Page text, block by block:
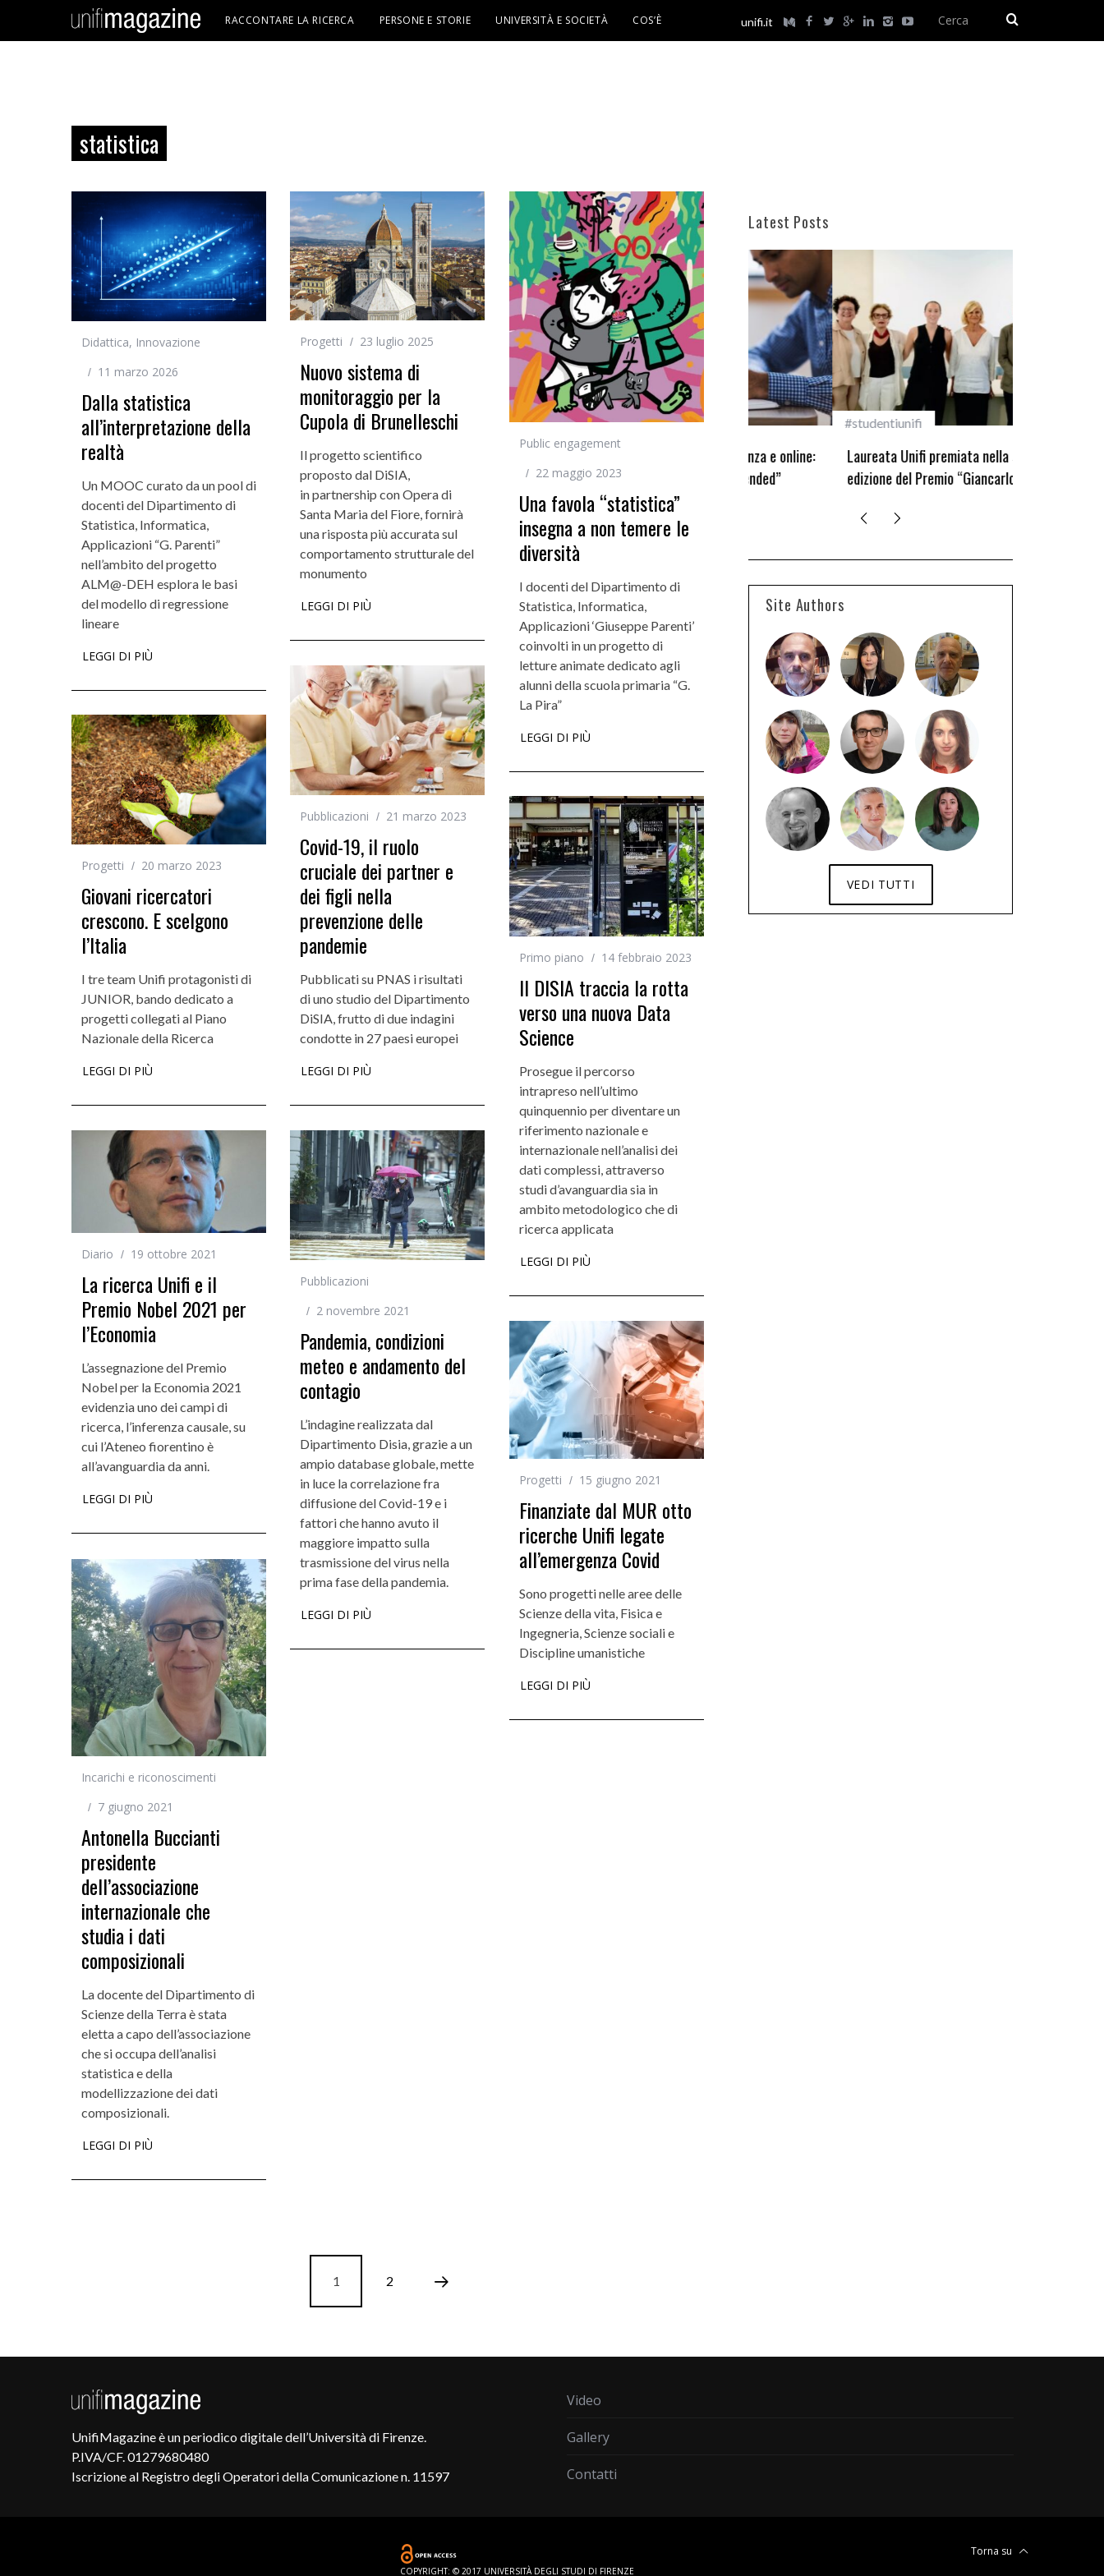
unifi.it
RACCONTARE LA RICERCA PERSONE E STORIE UNIVERSITÀ E SOCIETÀ COS’È
statistica
Didattica, Innovazione
11 marzo 2026
Dalla statistica
all’interpretazione della
realtà
Un MOOC curato da un pool di
docenti del Dipartimento di
Statistica, Informatica,
Applicazioni “G. Parenti”
nell’ambito del progetto
ALM@-DEH esplora le basi
del modello di regressione
lineare
LEGGI DI PIÙ
Progetti 23 luglio 2025
Nuovo sistema di
monitoraggio per la
Cupola di Brunelleschi
Il progetto scientifico
proposto dal DiSIA,
in partnership con Opera di
Santa Maria del Fiore, fornirà
una risposta più accurata sul
comportamento strutturale del
monumento
LEGGI DI PIÙ
Public engagement
22 maggio 2023
Una favola “statistica”
insegna a non temere le
diversità
I docenti del Dipartimento di
Statistica, Informatica,
Applicazioni ‘Giuseppe Parenti’
coinvolti in un progetto di
letture animate dedicato agli
alunni della scuola primaria “G.
La Pira”
LEGGI DI PIÙ
Pubblicazioni 21 marzo 2023
Covid-19, il ruolo
cruciale dei partner e
dei figli nella
prevenzione delle
pandemie
Pubblicati su PNAS i risultati
di uno studio del Dipartimento
DiSIA, frutto di due indagini
condotte in 27 paesi europei
LEGGI DI PIÙ
Progetti 20 marzo 2023
Giovani ricercatori
crescono. E scelgono
l’Italia
I tre team Unifi protagonisti di
JUNIOR, bando dedicato a
progetti collegati al Piano
Nazionale della Ricerca
LEGGI DI PIÙ
Primo piano 14 febbraio 2023
Il DISIA traccia la rotta
verso una nuova Data
Science
Prosegue il percorso
intrapreso nell’ultimo
quinquennio per diventare un
riferimento nazionale e
internazionale nell’analisi dei
dati complessi, attraverso
studi d’avanguardia sia in
ambito metodologico che di
ricerca applicata
LEGGI DI PIÙ
Pubblicazioni
2 novembre 2021
Pandemia, condizioni
meteo e andamento del
contagio
L’indagine realizzata dal
Dipartimento Disia, grazie a un
ampio database globale, mette
in luce la correlazione fra
diffusione del Covid-19 e i
fattori che hanno avuto il
maggiore impatto sulla
trasmissione del virus nella
prima fase della pandemia.
LEGGI DI PIÙ
Diario 19 ottobre 2021
La ricerca Unifi e il
Premio Nobel 2021 per
l’Economia
L’assegnazione del Premio
Nobel per la Economia 2021
evidenzia uno dei campi di
ricerca, l’inferenza causale, su
cui l’Ateneo fiorentino è
all’avanguardia da anni.
LEGGI DI PIÙ
Progetti 15 giugno 2021
Finanziate dal MUR otto
ricerche Unifi legate
all’emergenza Covid
Sono progetti nelle aree delle
Scienze della vita, Fisica e
Ingegneria, Scienze sociali e
Discipline umanistiche
LEGGI DI PIÙ
Incarichi e riconoscimenti
7 giugno 2021
Antonella Buccianti
presidente
dell’associazione
internazionale che
studia i dati
composizionali
La docente del Dipartimento di
Scienze della Terra è stata
eletta a capo dell’associazione
che si occupa dell’analisi
statistica e della
modellizzazione dei dati
composizionali.
LEGGI DI PIÙ
1 2
Latest Posts
Incarichi e riconoscimenti
Quando la robotica ascolta la voce dei
bambini
Didattica
Didattica del futuro tra presenza e online:
da settembre dodici corsi “blended”
#studentiunifi
Laureata Unifi premiata nella settima
edizione del Premio “Giancarlo Guasti”
Site Authors
VEDI TUTTI
UnifiMagazine è un periodico digitale dell’Università di Firenze.
P.IVA/CF. 01279680480
Iscrizione al Registro degli Operatori della Comunicazione n. 11597
Video
Gallery
Contatti
COPYRIGHT: © 2017 UNIVERSITÀ DEGLI STUDI DI FIRENZE
Torna su